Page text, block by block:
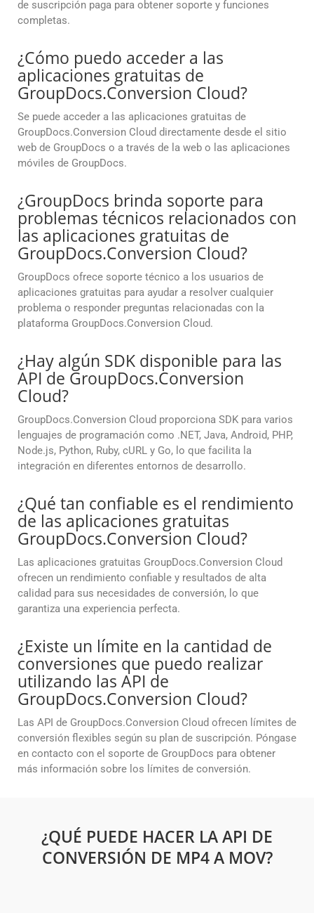
de suscripción paga para obtener soporte y funciones
completas.
¿Cómo puedo acceder a las
aplicaciones gratuitas de
GroupDocs.Conversion Cloud?
Se puede acceder a las aplicaciones gratuitas de
GroupDocs.Conversion Cloud directamente desde el sitio
web de GroupDocs o a través de la web o las aplicaciones
móviles de GroupDocs.
¿GroupDocs brinda soporte para
problemas técnicos relacionados con
las aplicaciones gratuitas de
GroupDocs.Conversion Cloud?
GroupDocs ofrece soporte técnico a los usuarios de
aplicaciones gratuitas para ayudar a resolver cualquier
problema o responder preguntas relacionadas con la
plataforma GroupDocs.Conversion Cloud.
¿Hay algún SDK disponible para las
API de GroupDocs.Conversion
Cloud?
GroupDocs.Conversion Cloud proporciona SDK para varios
lenguajes de programación como .NET, Java, Android, PHP,
Node.js, Python, Ruby, cURL y Go, lo que facilita la
integración en diferentes entornos de desarrollo.
¿Qué tan confiable es el rendimiento
de las aplicaciones gratuitas
GroupDocs.Conversion Cloud?
Las aplicaciones gratuitas GroupDocs.Conversion Cloud
ofrecen un rendimiento confiable y resultados de alta
calidad para sus necesidades de conversión, lo que
garantiza una experiencia perfecta.
¿Existe un límite en la cantidad de
conversiones que puedo realizar
utilizando las API de
GroupDocs.Conversion Cloud?
Las API de GroupDocs.Conversion Cloud ofrecen límites de
conversión flexibles según su plan de suscripción. Póngase
en contacto con el soporte de GroupDocs para obtener
más información sobre los límites de conversión.
¿QUÉ PUEDE HACER LA API DE
CONVERSIÓN DE MP4 A MOV?